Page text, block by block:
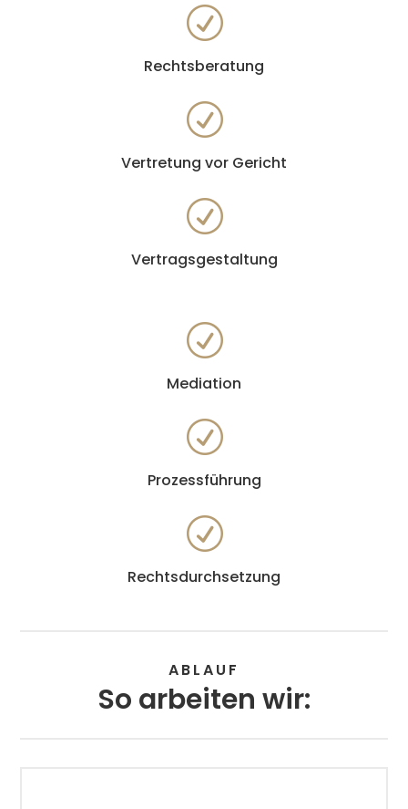
R
Rechtsberatung
R
Vertretung vor Gericht
R
Vertragsgestaltung
R
Mediation
R
Prozessführung
R
Rechtsdurchsetzung
ABLAUF
So arbeiten wir: